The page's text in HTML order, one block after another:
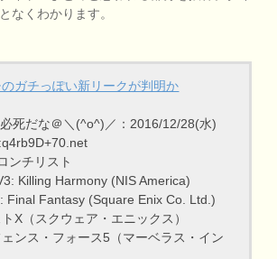
なくわかります。
のガチっぽい新リークが判明か
死だな＠＼(^o^)／：2016/12/28(水)
ンチリスト
Killing Harmony (NIS America)
Final Fantasy (Square Enix Co. Ltd.)
X（スクウェア・エニックス）
ンス・フォース5（マーベラス・イン